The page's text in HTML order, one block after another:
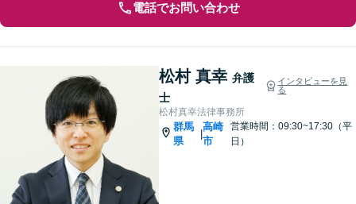
電話でお問い合わせ
松村 真幸 弁護
士
インタビューを見
る
松村真幸法律事務所
群馬
県
|
高崎
市
営業時間：09:30~17:30（平
日）